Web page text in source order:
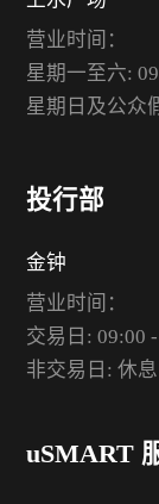
营业时间：
星期一至六:
星期日及公众
投行部
金钟
营业时间：
交易日: 09:00
非交易日: 休息
uSMART